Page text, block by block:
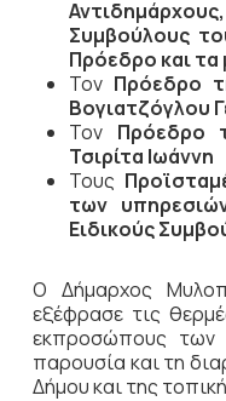
Συμβούλους
Πρόεδρο και
ΤονΠρόεδρο
Βογιατζόγλου
ΤονΠρόεδρο
Τσιρίτα Ιωάννη
Τους
των
Ειδικούς
Ο Δήμαρχος
εξέφρασε τις
εκπροσώπους των
παρουσία και τη
Δήμου και της